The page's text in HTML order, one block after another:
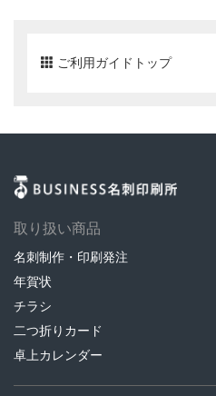
ご利用ガイドトップ
取り扱い商品
名刺制作・印刷発注
年賀状
チラシ
二つ折りカード
卓上カレンダー